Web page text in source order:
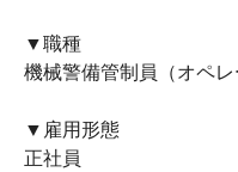
▼職種
機械警備管制員（オペ
▼雇用形態
正社員